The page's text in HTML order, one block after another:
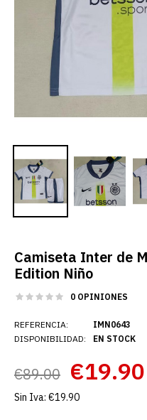
Camiseta Inter de
Edition Niño
0 OPINIONES
REFERENCIA:
DISPONIBILIDAD:
IMN0643
EN STOCK
€89.00 €19.90
Sin Iva: €19.90